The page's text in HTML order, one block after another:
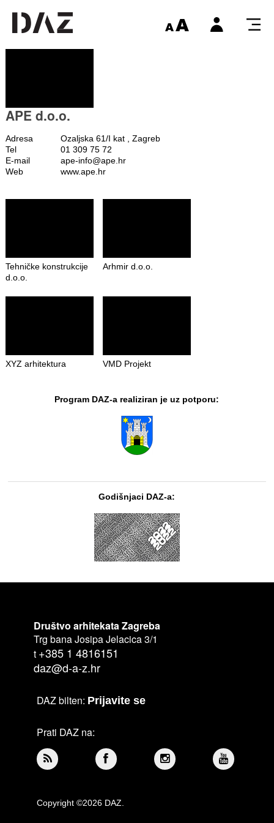
APE d.o.o.
Adresa
Ozaljska 61/I kat , Zagreb
Tel
01 309 75 72
E-mail
ape-info@ape.hr
Web
www.ape.hr
Tehničke konstrukcije
d.o.o.
Arhmir d.o.o.
XYZ arhitektura VMD Projekt
Program DAZ-a realiziran je uz potporu:
Godišnjaci DAZ-a:
Društvo arhitekata Zagreba
Trg bana Josipa Jelacica 3/1
t +385 1 4816151
daz@d-a-z.hr
DAZ bilten: Prijavite se
Prati DAZ na:
Copyright ©2026 DAZ.